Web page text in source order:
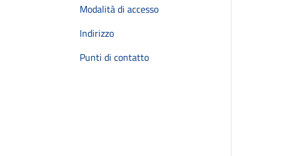
Modalità di accesso
Indirizzo
Punti di contatto